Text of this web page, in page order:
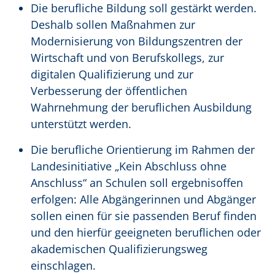
Die berufliche Bildung soll gestärkt werden.
Deshalb sollen Maßnahmen zur
Modernisierung von Bildungszentren der
Wirtschaft und von Berufskollegs, zur
digitalen Qualifizierung und zur
Verbesserung der öffentlichen
Wahrnehmung der beruflichen Ausbildung
unterstützt werden.
Die berufliche Orientierung im Rahmen der
Landesinitiative „Kein Abschluss ohne
Anschluss“ an Schulen soll ergebnisoffen
erfolgen: Alle Abgängerinnen und Abgänger
sollen einen für sie passenden Beruf finden
und den hierfür geeigneten beruflichen oder
akademischen Qualifizierungsweg
einschlagen.